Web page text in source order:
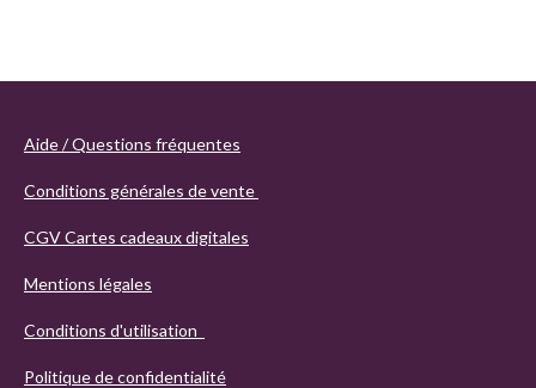
Aide / Questions fréquentes
Conditions générales de vente
CGV Cartes cadeaux digitales
Mentions légales
Conditions d'utilisation
Politique de confidentialité